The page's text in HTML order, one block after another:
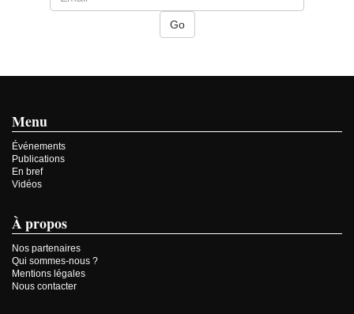
Menu
Événements
Publications
En bref
Vidéos
À propos
Nos partenaires
Qui sommes-nous ?
Mentions légales
Nous contacter